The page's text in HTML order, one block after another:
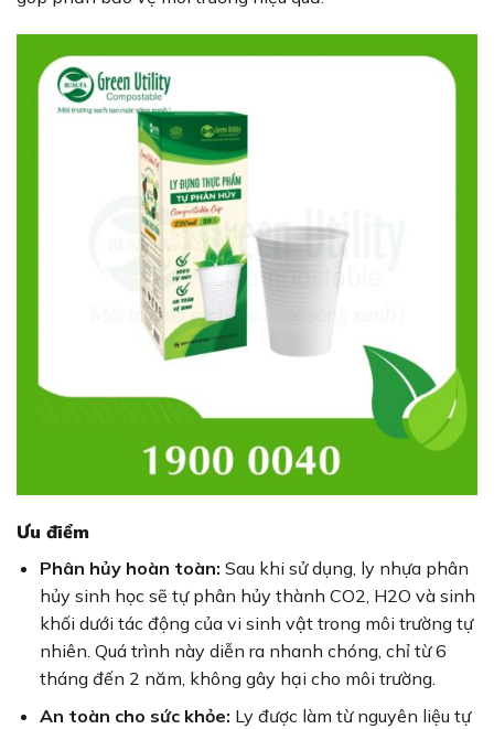
Ưu điểm
Phân hủy hoàn toàn: Sau khi sử dụng, ly nhựa phân
hủy sinh học sẽ tự phân hủy thành CO2, H2O và sinh
khối dưới tác động của vi sinh vật trong môi trường tự
nhiên. Quá trình này diễn ra nhanh chóng, chỉ từ 6
tháng đến 2 năm, không gây hại cho môi trường.
An toàn cho sức khỏe: Ly được làm từ nguyên liệu tự